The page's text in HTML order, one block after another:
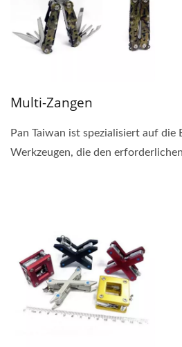
Multi-Zangen
Pan Taiwan ist spezialisiert auf die
Werkzeugen, die den